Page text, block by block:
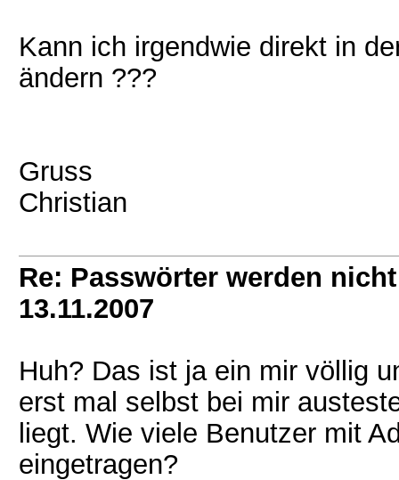
Kann ich irgendwie direkt in
ändern ???
Gruss
Christian
Re: Passwörter werden
13.11.2007
Huh? Das ist ja ein mir völlig
erst mal selbst bei mir
liegt. Wie viele Benutzer mit
eingetragen?